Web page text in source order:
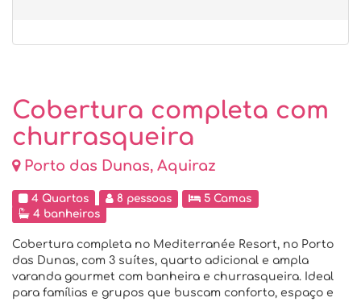
Cobertura completa com
churrasqueira
Porto das Dunas, Aquiraz
4 Quartos 8 pessoas
5 Camas
4 banheiros
Cobertura completa no Mediterranée Resort, no Porto
das Dunas, com 3 suítes, quarto adicional e ampla
varanda gourmet com banheira e churrasqueira. Ideal
para famílias e grupos que buscam conforto, espaço e